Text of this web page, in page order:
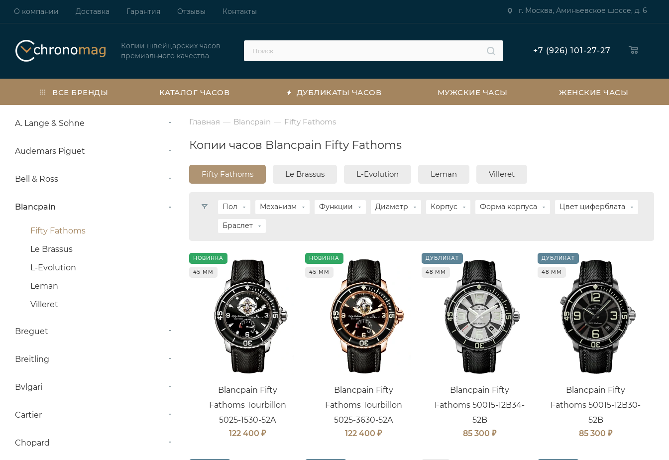
О компании Доставка Гарантия Отзывы Контакты г. Москва, Аминьевское шоссе, д. 6
Копии швейцарских часов
премиального качества
+7 (926) 101-27-27
ВСЕ БРЕНДЫ КАТАЛОГ ЧАСОВ ДУБЛИКАТЫ ЧАСОВ МУЖСКИЕ ЧАСЫ ЖЕНСКИЕ ЧАСЫ
Главная — Blancpain — Fifty Fathoms
Копии часов Blancpain Fifty Fathoms
Fifty Fathoms Le Brassus L-Evolution Leman Villeret
Пол Механизм Функции Диаметр Корпус Форма корпуса Цвет циферблата
Браслет
НОВИНКА
45 ММ
Blancpain Fifty
Fathoms Tourbillon
5025-1530-52A
122 400 ₽
НОВИНКА
45 ММ
Blancpain Fifty
Fathoms Tourbillon
5025-3630-52A
122 400 ₽
ДУБЛИКАТ
48 ММ
Blancpain Fifty
Fathoms 50015-12B34-
52B
85 300 ₽
ДУБЛИКАТ
48 ММ
Blancpain Fifty
Fathoms 50015-12B30-
52B
85 300 ₽
A. Lange & Sohne
Audemars Piguet
Bell & Ross
Blancpain
Fifty Fathoms
Le Brassus
L-Evolution
Leman
Villeret
Breguet
Breitling
Bvlgari
Cartier
Chopard